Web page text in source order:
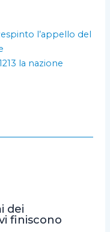
l’appello del
la nazione
dei
finiscono